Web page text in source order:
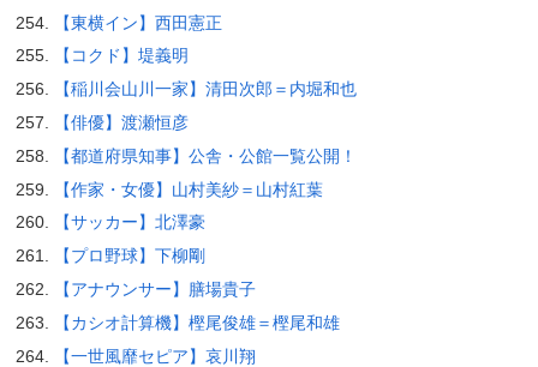
【東横イン】西田憲正
【コクド】堤義明
【稲川会山川一家】清田次郎＝内堀和也
【俳優】渡瀬恒彦
【都道府県知事】公舎・公館一覧公開！
【作家・女優】山村美紗＝山村紅葉
【サッカー】北澤豪
【プロ野球】下柳剛
【アナウンサー】膳場貴子
【カシオ計算機】樫尾俊雄＝樫尾和雄
【一世風靡セピア】哀川翔